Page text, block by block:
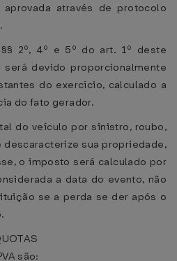
através de protocolo
2º, 4º e 5º do art. 1º deste
será devido proporcionalmente
do exercício, calculado a
do fato gerador.
do veículo por sinistro, roubo,
sua propriedade,
o imposto será calculado por
a data do evento, não
se a perda se der após o
são: